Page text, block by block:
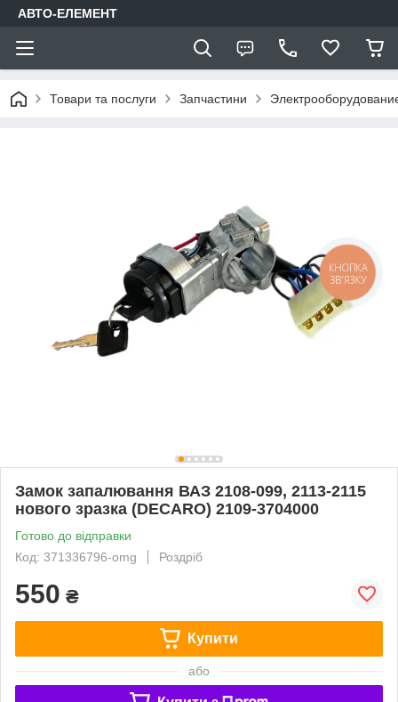
АВТО-ЕЛЕМЕНТ
Товари та послуги Запчастини
Замок запалювання ВАЗ 2108-099, 2113-2115
нового зразка (DECARO) 2109-3704000
Готово до відправки
Код: 371336796-omg
Роздріб
550 ₴
Купити
або
КНОПКА
ЗВ'ЯЗКУ